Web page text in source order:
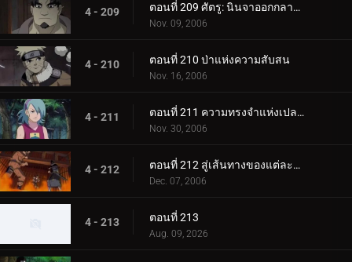
4 - 209 ตอนที่ 209 ศัตรู: นินจาออกกลางคัน
Nov. 09, 2006
4 - 210 ตอนที่ 210 ป่าแห่งความสับสน
Nov. 16, 2006
4 - 211 ตอนที่ 211 ความทรงจำแห่งเปลวไฟ
Nov. 30, 2006
4 - 212 ตอนที่ 212 สู่เส้นทางของแต่ละคน
Dec. 07, 2006
4 - 213 ตอนที่ 213
Aug. 09, 2026